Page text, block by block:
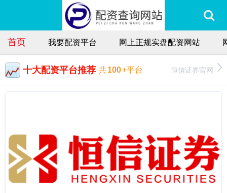
首页 我要配资平台 网上正规实盘配资网站
十大配资平台推荐 共100+平台 恒信证券官网